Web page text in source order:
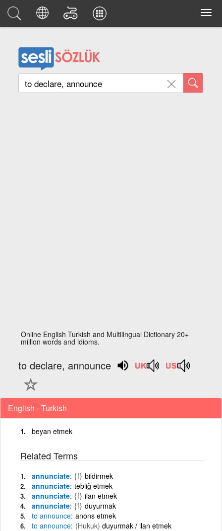
Online English Turkish and Multilingual Dictionary 20+
million words and idioms.
to declare, announce
English - Turkish
beyan etmek
Related Terms
annunciate {f} bildirmek
annunciate tebliğ etmek
annunciate {f} ilan etmek
annunciate {f} duyurmak
to announce anons etmek
to announce (Hukuk) duyurmak / ilan etmek